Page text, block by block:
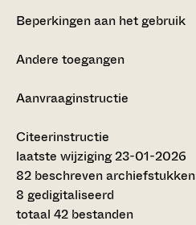
Beperkingen aan het gebruik
Andere toegangen
Aanvraaginstructie
Citeerinstructie
laatste wijziging 23-01-2026
82 beschreven archiefstukken
8 gedigitaliseerd
totaal 42 bestanden